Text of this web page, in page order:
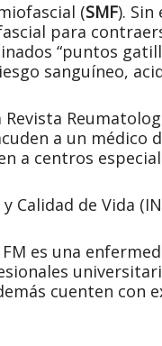
(SMF).
para
“puntos
sanguíneo,
a un
a centros
de Vida
es una
cuenten con